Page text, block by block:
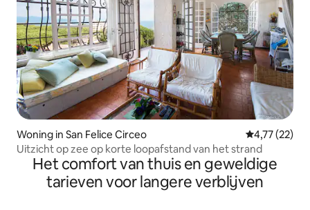
Woning in San Felice Circeo Gemiddelde
4,77 (22)
Uitzicht op zee op korte loopafstand van het strand
Het comfort van thuis en geweldige
tarieven voor langere verblijven